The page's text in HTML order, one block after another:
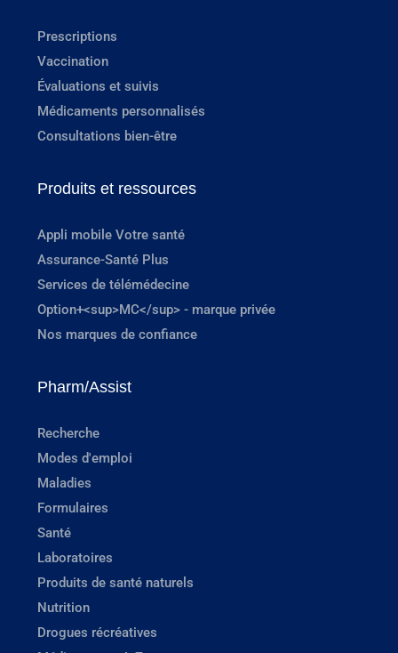
Prescriptions
Vaccination
Évaluations et suivis
Médicaments personnalisés
Consultations bien-être
Produits et ressources
Appli mobile Votre santé
Assurance-Santé Plus
Services de télémédecine
Option+<sup>MC</sup> - marque privée
Nos marques de confiance
Pharm/Assist
Recherche
Modes d'emploi
Maladies
Formulaires
Santé
Laboratoires
Produits de santé naturels
Nutrition
Drogues récréatives